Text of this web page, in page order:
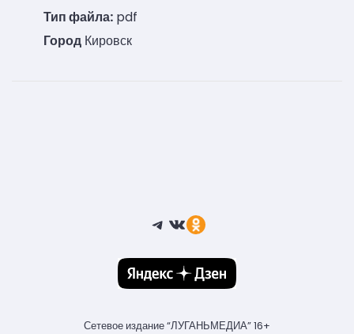
Тип файла: pdf
Город Кировск
Telegram
ВКонтакте
Ссылка
Сетевое издание “ЛУГАНЬМЕДИА” 16+